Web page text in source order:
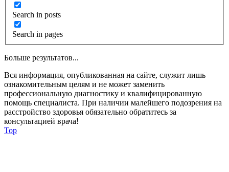
Search in posts
Search in pages
Больше результатов...
Вся информация, опубликованная на сайте, служит лишь
ознакомительным целям и не может заменить
профессиональную диагностику и квалифицированную
помощь специалиста. При наличии малейшего подозрения на
расстройство здоровья обязательно обратитесь за
консультацией врача!
Top